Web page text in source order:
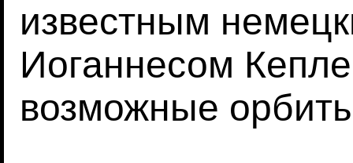
известным
Иоганнесом
возможные